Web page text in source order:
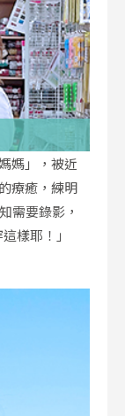
媽」，被近
療癒，練明
需要錄影，
樣耶！」